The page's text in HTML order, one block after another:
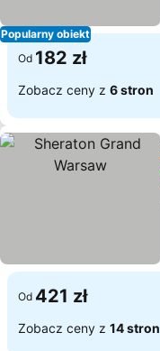
Popularny obiekt
Od 182 zł
Zobacz ceny z 6 stron
Od 421 zł
Zobacz ceny z 14 stron